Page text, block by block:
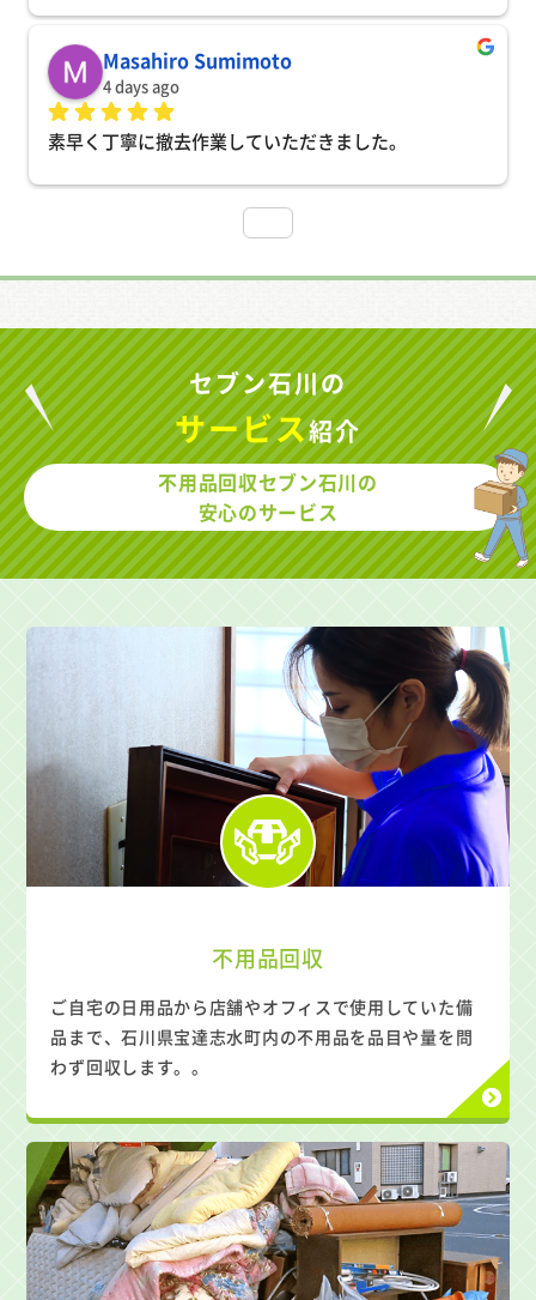
Masahiro Sumimoto
4 days ago
素早く丁寧に撤去作業していただきました。
セブン石川の
サービス紹介
不用品回収セブン石川の
安心のサービス
不用品回収
ご自宅の日用品から店舗やオフィスで使用していた備
品まで、石川県宝達志水町内の不用品を品目や量を問
わず回収します。。